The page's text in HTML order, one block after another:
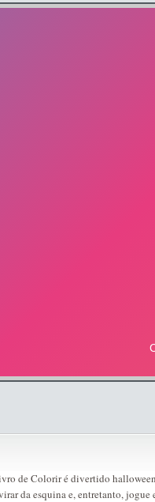
de Colorir é divertido
da esquina e, entretanto,